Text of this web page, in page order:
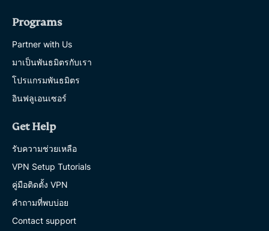
Programs
Partner with Us
มาเป็นพันธมิตรกับเรา
โปรแกรมพันธมิตร
อินฟลูเอนเซอร์
Get Help
รับความช่วยเหลือ
VPN Setup Tutorials
คู่มือติดตั้ง VPN
คำถามที่พบบ่อย
Contact support